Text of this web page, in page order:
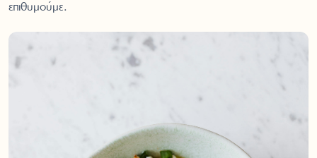
επιθυμούμε.